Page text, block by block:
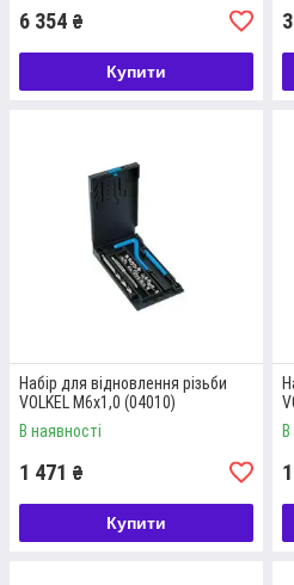
НАБІР МІТЧИКІВ
10-12 +
Комплект передбачає мітчики
для впорядкованого зберігання і
Докладніше
6 354 ₴
Купити
Набір для відновлення різьби
VOLKEL М6х1,0 (04010)
В наявності
1 471 ₴
Купити